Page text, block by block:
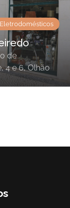
de
4 e 6, Olhão